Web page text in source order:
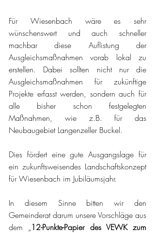
Für Wiesenbach wäre es sehr
wünschenswert und auch schneller
machbar diese Auflistung der
Ausgleichsmaßnahmen vorab lokal zu
erstellen. Dabei sollten nicht nur die
Ausgleichsmaßnahmen für zukünftige
Projekte erfasst werden, sondern auch für
alle bisher schon festgelegten
Maßnahmen, wie z.B. für das
Neubaugebiet Langenzeller Buckel.
Dies fördert eine gute Ausgangslage für
ein zukunftsweisendes Landschaftskonzept
für Wiesenbach im Jubiläumsjahr.
In diesem Sinne bitten wir den
Gemeinderat darum unsere Vorschläge aus
dem „12-Punkte-Papier des VEWK zum